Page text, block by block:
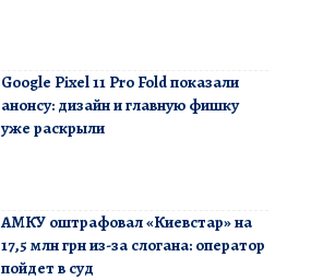
Google Pixel 11 Pro Fold показали
анонсу: дизайн и главную фишку
уже раскрыли
АМКУ оштрафовал «Киевстар» на
17,5 млн грн из-за слогана: оператор
пойдет в суд